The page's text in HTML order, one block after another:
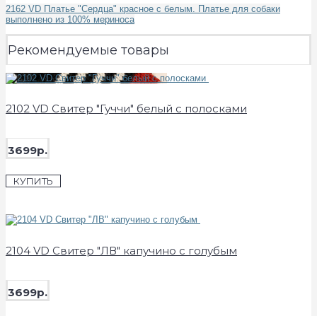
2162 VD Платье "Сердца" красное с белым. Платье для собаки
выполнено из 100% мериноса
Рекомендуемые товары
2102 VD Свитер "Гуччи" белый с полосками
3699р.
КУПИТЬ
2104 VD Свитер "ЛВ" капучино с голубым
3699р.